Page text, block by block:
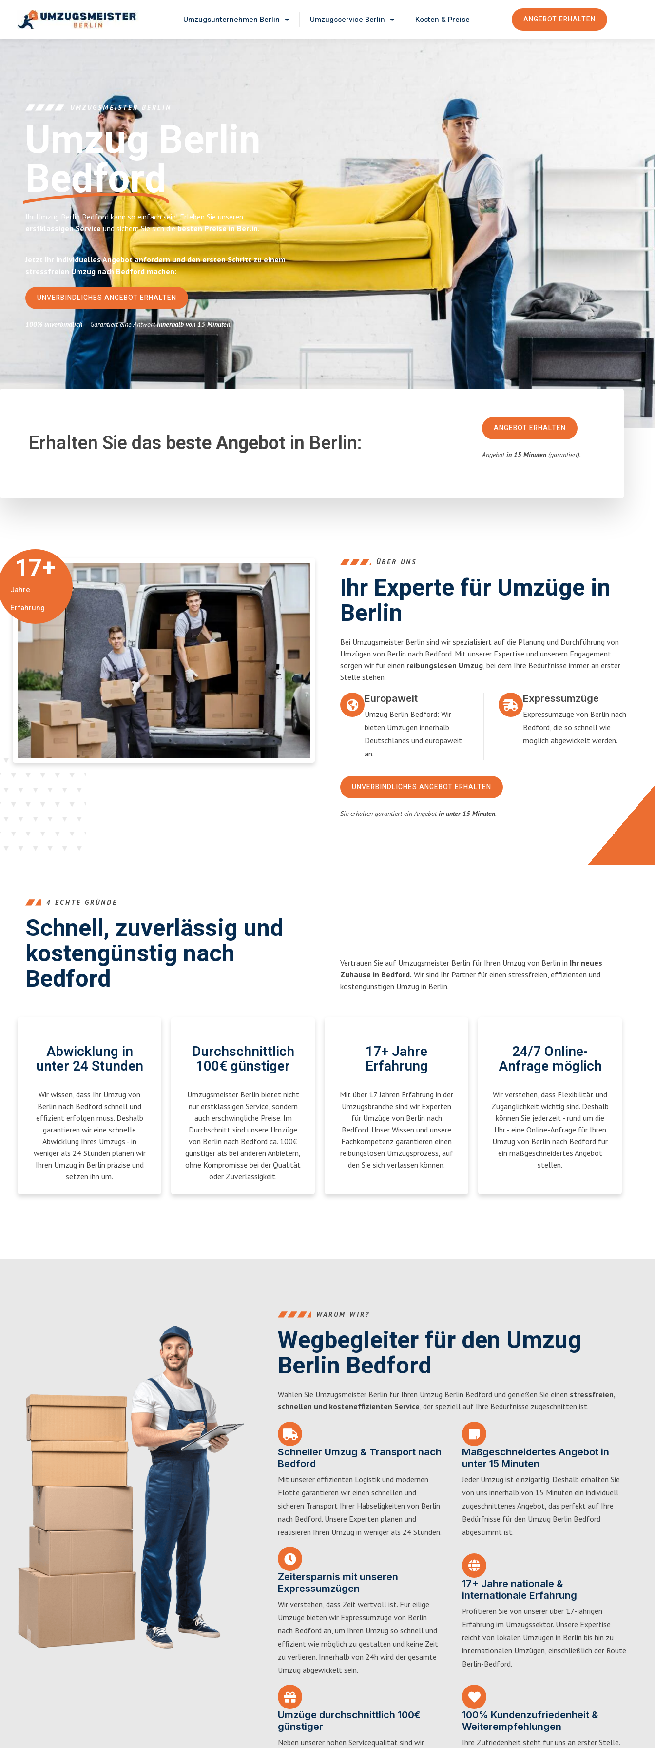
Umzugsunternehmen Berlin Umzugsservice Berlin Kosten & Preise ANGEBOT ERHALTEN
UMZUGSMEISTER BERLIN
Umzug Berlin
Bedford
Ihr Umzug Berlin Bedford kann so einfach sein! Erleben Sie unseren
erstklassigen Serviceund sichern Sie sich diebesten Preise in Berlin.
Jetzt Ihr individuelles Angebot anfordern und den ersten Schritt zu einem
stressfreien Umzug nach Bedford machen:
UNVERBINDLICHES ANGEBOT ERHALTEN
100% unverbindlich– Garantiert eine Antwortinnerhalb von 15 Minuten.
Erhalten Sie das beste Angebot in Berlin:
ANGEBOT ERHALTEN
Angebotin 15 Minuten (garantiert).
Jahre
Erfahrung
17+ ÜBER UNS
Ihr Experte für Umzüge in
Berlin
Bei Umzugsmeister Berlin sind wir spezialisiert auf die Planung und Durchführung von
Umzügen von Berlin nach Bedford. Mit unserer Expertise und unserem Engagement
sorgen wir für einen reibungslosen Umzug, bei dem Ihre Bedürfnisse immer an erster
Stelle stehen.
Europaweit
Umzug Berlin Bedford: Wir
bieten Umzügen innerhalb
Deutschlands und europaweit
an.
Expressumzüge
Expressumzüge von Berlin nach
Bedford, die so schnell wie
möglich abgewickelt werden.
UNVERBINDLICHES ANGEBOT ERHALTEN
Sie erhalten garantiert ein Angebotin unter 15 Minuten.
4 ECHTE GRÜNDE
Schnell, zuverlässig und
kostengünstig nach
Bedford Vertrauen Sie auf Umzugsmeister Berlin für Ihren Umzug von Berlin in Ihr neues
Zuhause in Bedford. Wir sind Ihr Partner für einen stressfreien, effizienten und
kostengünstigen Umzug in Berlin.
Abwicklung in
unter 24 Stunden
Wir wissen, dass Ihr Umzug von
Berlin nach Bedford schnell und
effizient erfolgen muss. Deshalb
garantieren wir eine schnelle
Abwicklung Ihres Umzugs - in
weniger als 24 Stunden planen wir
Ihren Umzug in Berlin präzise und
setzen ihn um.
Durchschnittlich
100€ günstiger
Umzugsmeister Berlin bietet nicht
nur erstklassigen Service, sondern
auch erschwingliche Preise. Im
Durchschnitt sind unsere Umzüge
von Berlin nach Bedford ca. 100€
günstiger als bei anderen Anbietern,
ohne Kompromisse bei der Qualität
oder Zuverlässigkeit.
17+ Jahre
Erfahrung
Mit über 17 Jahren Erfahrung in der
Umzugsbranche sind wir Experten
für Umzüge von Berlin nach
Bedford. Unser Wissen und unsere
Fachkompetenz garantieren einen
reibungslosen Umzugsprozess, auf
den Sie sich verlassen können.
24/7 Online-
Anfrage möglich
Wir verstehen, dass Flexibilität und
Zugänglichkeit wichtig sind. Deshalb
können Sie jederzeit - rund um die
Uhr - eine Online-Anfrage für Ihren
Umzug von Berlin nach Bedford für
ein maßgeschneidertes Angebot
stellen.
WARUM WIR?
Wegbegleiter für den Umzug
Berlin Bedford
Wählen Sie Umzugsmeister Berlin für Ihren Umzug Berlin Bedford und genießen Sie einen stressfreien,
schnellen und kosteneffizienten Service, der speziell auf Ihre Bedürfnisse zugeschnitten ist.
Schneller Umzug & Transport nach
Bedford
Mit unserer effizienten Logistik und modernen
Flotte garantieren wir einen schnellen und
sicheren Transport Ihrer Habseligkeiten von Berlin
nach Bedford. Unsere Experten planen und
realisieren Ihren Umzug in weniger als 24 Stunden.
Maßgeschneidertes Angebot in
unter 15 Minuten
Jeder Umzug ist einzigartig. Deshalb erhalten Sie
von uns innerhalb von 15 Minuten ein individuell
zugeschnittenes Angebot, das perfekt auf Ihre
Bedürfnisse für den Umzug Berlin Bedford
abgestimmt ist.
Zeitersparnis mit unseren
Expressumzügen
Wir verstehen, dass Zeit wertvoll ist. Für eilige
Umzüge bieten wir Expressumzüge von Berlin
nach Bedford an, um Ihren Umzug so schnell und
effizient wie möglich zu gestalten und keine Zeit
zu verlieren. Innerhalb von 24h wird der gesamte
Umzug abgewickelt sein.
17+ Jahre nationale &
internationale Erfahrung
Profitieren Sie von unserer über 17-jährigen
Erfahrung im Umzugssektor. Unsere Expertise
reicht von lokalen Umzügen in Berlin bis hin zu
internationalen Umzügen, einschließlich der Route
Berlin-Bedford.
Umzüge durchschnittlich 100€
günstiger
Neben unserer hohen Servicequalität sind wir
100% Kundenzufriedenheit &
Weiterempfehlungen
Ihre Zufriedenheit steht für uns an erster Stelle.